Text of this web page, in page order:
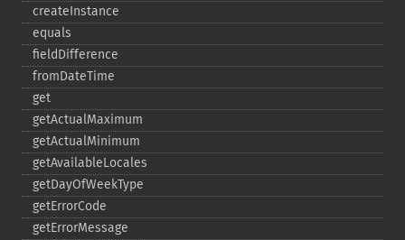
createInstance
equals
fieldDifference
fromDateTime
get
getActualMaximum
getActualMinimum
getAvailableLocales
getDayOfWeekType
getErrorCode
getErrorMessage